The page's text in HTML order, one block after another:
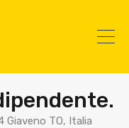
Giaveno TO, Italia